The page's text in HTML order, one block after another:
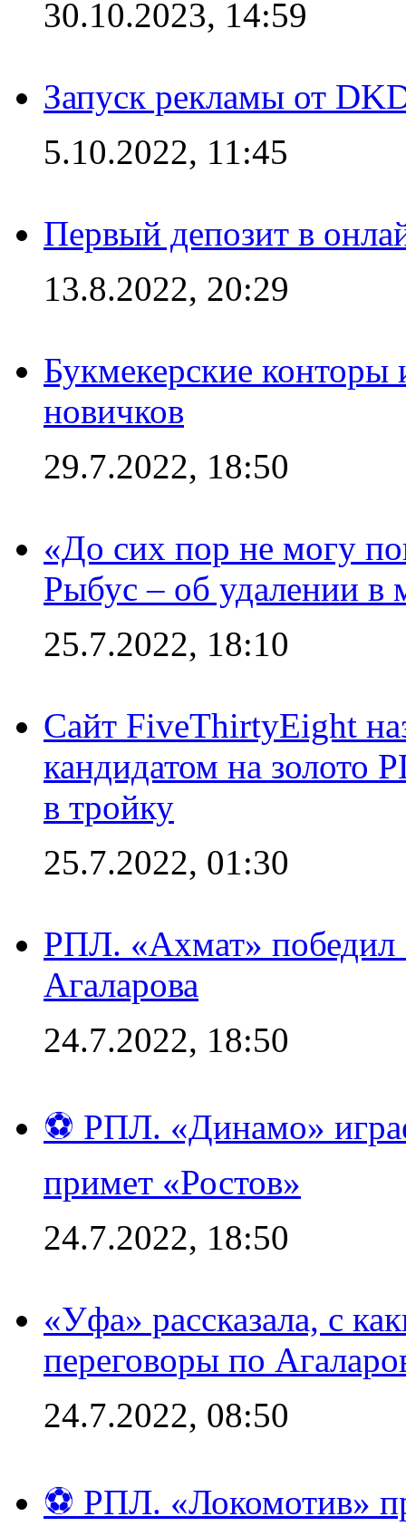
30.10.2023, 14:59
Запуск рекламы от
5.10.2022, 11:45
Первый депозит в
13.8.2022, 20:29
Букмекерские конторы
новичков
29.7.2022, 18:50
«До сих пор не могу
Рыбус – об удалении в
25.7.2022, 18:10
Сайт FiveThirtyEight
кандидатом на
в тройку
25.7.2022, 01:30
РПЛ. «Ахмат» победил
Агаларова
24.7.2022, 18:50
⚽ РПЛ. «Динамо»
примет «Ростов»
24.7.2022, 18:50
«Уфа» рассказала, с
переговоры по
24.7.2022, 08:50
⚽ РПЛ. «Локомотив»